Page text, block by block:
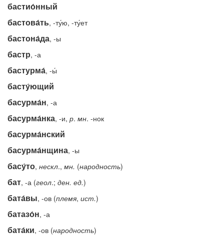
бастио́нный
бастова́ть, -ту́ю, -ту́ет
бастона́да, -ы
бастр, -а
бастурма́, -ы́
басту́ющий
басурма́н, -а
басурма́нка, -и, р. мн. -нок
басурма́нский
басурма́нщина, -ы
басу́то, нескл., мн. (народность)
бат, -а (геол.; ден. ед.)
бата́вы, -ов (племя, ист.)
батазо́н, -а
бата́ки, -ов (народность)